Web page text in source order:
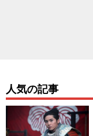
人気の記事